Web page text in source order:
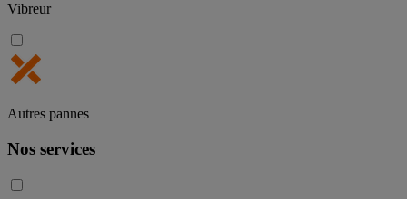
Vibreur
Autres pannes
Nos services